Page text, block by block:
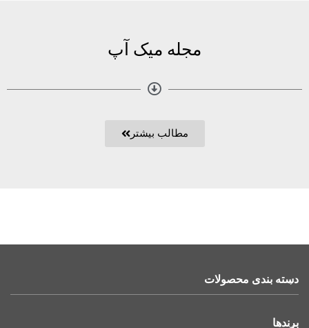
مجله میک آپ
مطالب بیشتر
دسته بندی محصولات
برندها